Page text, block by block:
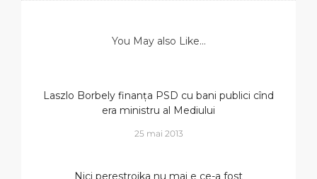
You May also Like...
Laszlo Borbely finanța PSD cu bani publici cînd
era ministru al Mediului
25 mai 2013
Nici perestroika nu mai e ce-a fost